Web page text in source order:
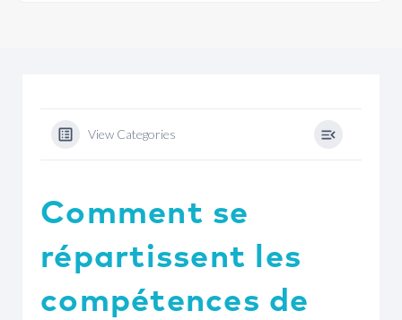
View Categories
Comment se
répartissent les
compétences de